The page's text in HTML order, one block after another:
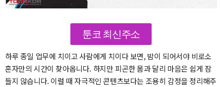
툰코 최신주소
하루 종일 업무에 치이고 사람에게 치이다 보면, 밤이 되어서야 비로소
혼자만의 시간이 찾아옵니다. 하지만 피곤한 몸과 달리 마음은 쉽게 잠
들지 않습니다. 이럴 때 자극적인 콘텐츠보다는 조용히 감정을 정리해주